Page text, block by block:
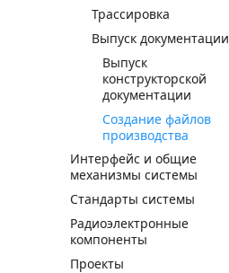
Трассировка
Выпуск документации
Выпуск
конструкторской
документации
Создание файлов
производства
Интерфейс и общие
механизмы системы
Стандарты системы
Радиоэлектронные
компоненты
Проекты